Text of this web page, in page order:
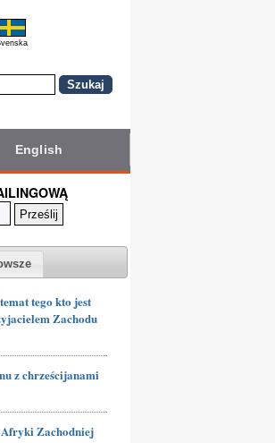
English
tego kto jest
Zachodu
z chrześcijanami
Zachodniej